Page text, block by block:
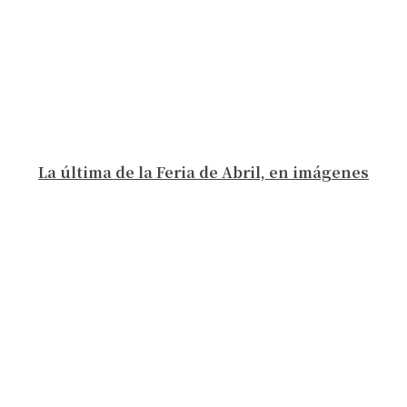
La última de la Feria de Abril, en imágenes